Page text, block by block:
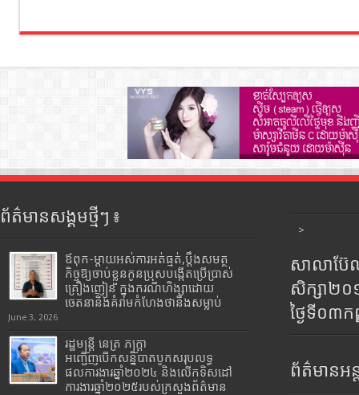
ព័ត៌មានសង្គមថ្មីៗ ៖
ឪពុក-ម្ដាយអស់ការអត់ធ្មត់,ប្ដឹងសមត្ថ
កិច្ចឱ្យចាប់ខ្លួនកូនប្រុសបង្កើតប្រើប្រាស់
គ្រឿងញៀន ក្នុងករណីហិង្សាដោយ
ចេតនានិងគំរាមកំហែងថានឹងសម្លាប់
June 3, 2026
រដ្ឋមន្រ្តី​ នេត្រ​ ភក្ត្រា​
អញ្ជើញបើកសន្និបាតបូកសរុបលទ្ធ
ផលការងារឆ្នាំ២០២៤ និងលើកទិសដៅ
ការងារឆ្នាំ២០២៥របស់​ក្រសួង​ព័ត៌មាន​
>
សាលាប៊ែ
សិក្សា២
ថ្ងៃទី០៣
ព័ត៌មានអន្